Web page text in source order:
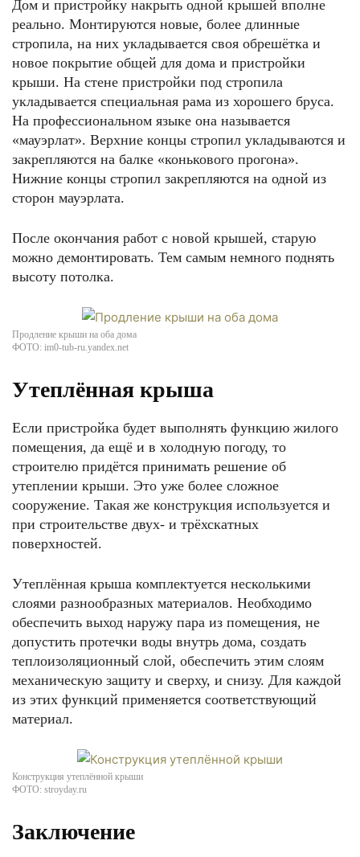
Дом и пристройку накрыть одной крышей вполне
реально. Монтируются новые, более длинные
стропила, на них укладывается своя обрешётка и
новое покрытие общей для дома и пристройки
крыши. На стене пристройки под стропила
укладывается специальная рама из хорошего бруса.
На профессиональном языке она называется
«мауэрлат». Верхние концы стропил укладываются и
закрепляются на балке «конькового прогона».
Нижние концы стропил закрепляются на одной из
сторон мауэрлата.
После окончания работ с новой крышей, старую
можно демонтировать. Тем самым немного поднять
высоту потолка.
Продление крыши на оба дома
ФОТО: im0-tub-ru.yandex.net
Утеплённая крыша
Если пристройка будет выполнять функцию жилого
помещения, да ещё и в холодную погоду, то
строителю придётся принимать решение об
утеплении крыши. Это уже более сложное
сооружение. Такая же конструкция используется и
при строительстве двух- и трёхскатных
поверхностей.
Утеплённая крыша комплектуется несколькими
слоями разнообразных материалов. Необходимо
обеспечить выход наружу пара из помещения, не
допустить протечки воды внутрь дома, создать
теплоизоляционный слой, обеспечить этим слоям
механическую защиту и сверху, и снизу. Для каждой
из этих функций применяется соответствующий
материал.
Конструкция утеплённой крыши
ФОТО: stroyday.ru
Заключение